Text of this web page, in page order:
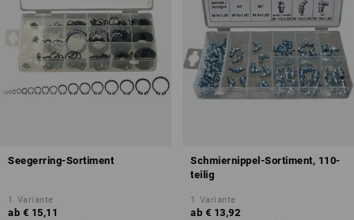
Seegerring-Sortiment
1 Variante
ab € 15,11
Schmiernippel-Sortiment, 110-
teilig
1 Variante
ab € 13,92